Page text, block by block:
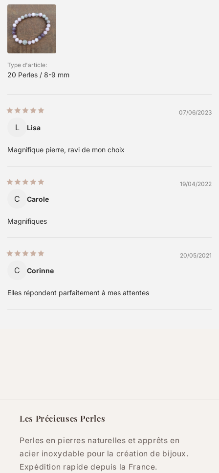
Type d'article:
20 Perles / 8-9 mm
07/06/2023
L Lisa
Magnifique pierre, ravi de mon choix
19/04/2022
C Carole
Magnifiques
20/05/2021
C Corinne
Elles répondent parfaitement à mes attentes
Les Précieuses Perles
Perles en pierres naturelles et apprêts en
acier inoxydable pour la création de bijoux.
Expédition rapide depuis la France.